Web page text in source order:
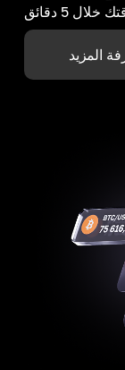
5 دقائق
المزيد